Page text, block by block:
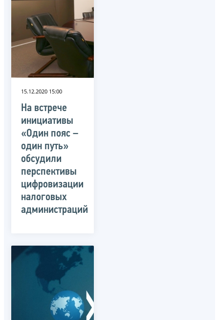
15.12.2020 15:00
На встрече
инициативы
«Один пояс –
один путь»
обсудили
перспективы
цифровизации
налоговых
администраций